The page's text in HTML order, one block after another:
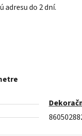
adresu do 2 dní.